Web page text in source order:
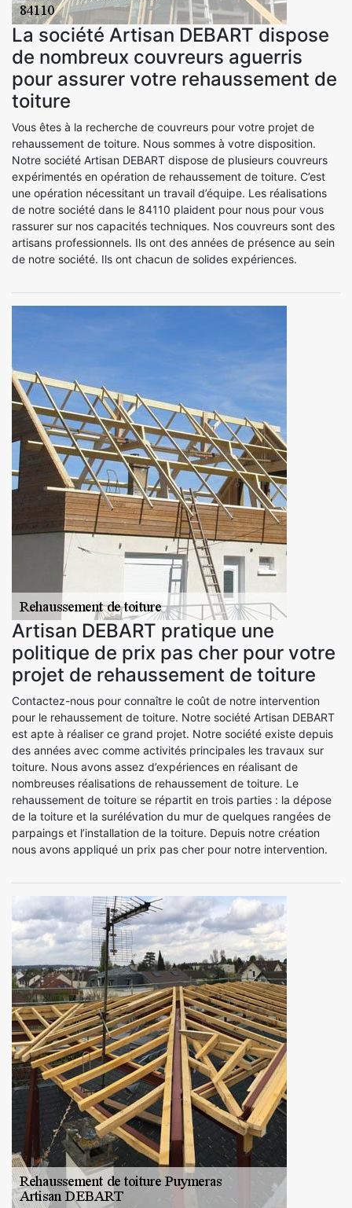
La société Artisan DEBART dispose
de nombreux couvreurs aguerris
pour assurer votre rehaussement de
toiture
Vous êtes à la recherche de couvreurs pour votre projet de
rehaussement de toiture. Nous sommes à votre disposition.
Notre société Artisan DEBART dispose de plusieurs couvreurs
expérimentés en opération de rehaussement de toiture. C’est
une opération nécessitant un travail d’équipe. Les réalisations
de notre société dans le 84110 plaident pour nous pour vous
rassurer sur nos capacités techniques. Nos couvreurs sont des
artisans professionnels. Ils ont des années de présence au sein
de notre société. Ils ont chacun de solides expériences.
Artisan DEBART pratique une
politique de prix pas cher pour votre
projet de rehaussement de toiture
Contactez-nous pour connaître le coût de notre intervention
pour le rehaussement de toiture. Notre société Artisan DEBART
est apte à réaliser ce grand projet. Notre société existe depuis
des années avec comme activités principales les travaux sur
toiture. Nous avons assez d’expériences en réalisant de
nombreuses réalisations de rehaussement de toiture. Le
rehaussement de toiture se répartit en trois parties : la dépose
de la toiture et la surélévation du mur de quelques rangées de
parpaings et l’installation de la toiture. Depuis notre création
nous avons appliqué un prix pas cher pour notre intervention.